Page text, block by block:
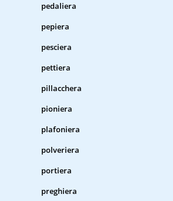
pedaliera
pepiera
pesciera
pettiera
pillacchera
pioniera
plafoniera
polveriera
portiera
preghiera